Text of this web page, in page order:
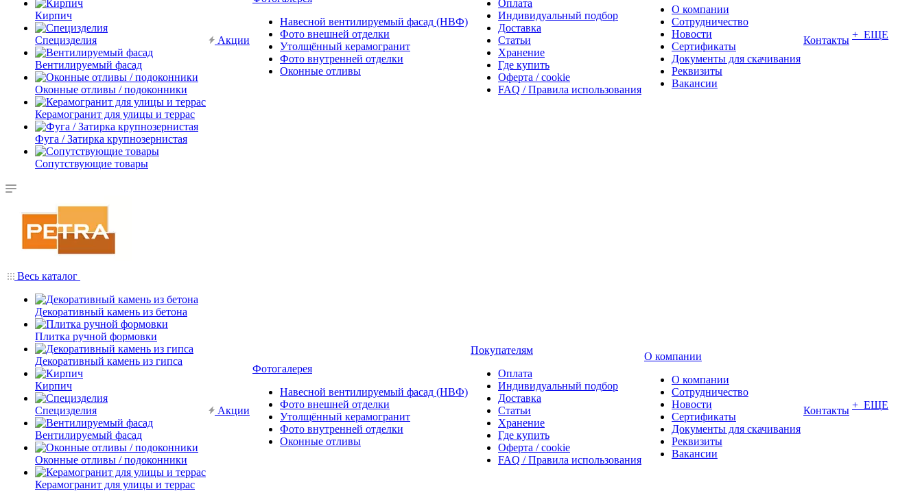
Кирпич
Специзделия
Вентилируемый фасад
Оконные отливы / подоконники
Керамогранит для улицы и террас
Фуга / Затирка крупнозернистая
Сопутствующие товары
Акции
Навесной вентилируемый фасад (НВФ)
Фото внешней отделки
Утолщённый керамогранит
Фото внутренней отделки
Оконные отливы
Оплата
Индивидуальный подбор
Доставка
Статьи
Хранение
Где купить
Оферта / cookie
FAQ / Правила использования
О компании
Сотрудничество
Новости
Сертификаты
Документы для скачивания
Реквизиты
Вакансии
Контакты + ЕЩЕ
Весь каталог
Декоративный камень из бетона
Плитка ручной формовки
Декоративный камень из гипса
Кирпич
Специзделия
Вентилируемый фасад
Оконные отливы / подоконники
Керамогранит для улицы и террас
Акции
Фотогалерея
Навесной вентилируемый фасад (НВФ)
Фото внешней отделки
Утолщённый керамогранит
Фото внутренней отделки
Оконные отливы
Покупателям
Оплата
Индивидуальный подбор
Доставка
Статьи
Хранение
Где купить
Оферта / cookie
FAQ / Правила использования
О компании
О компании
Сотрудничество
Новости
Сертификаты
Документы для скачивания
Реквизиты
Вакансии
Контакты + ЕЩЕ